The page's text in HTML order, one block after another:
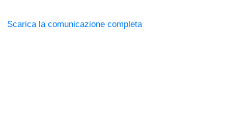
Scarica la comunicazione completa